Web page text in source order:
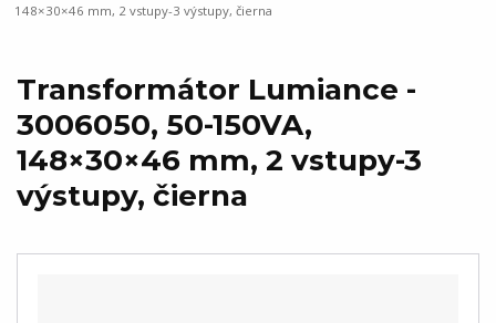
148×30×46 mm, 2 vstupy-3 výstupy, čierna
Transformátor Lumiance -
3006050, 50-150VA,
148×30×46 mm, 2 vstupy-3
výstupy, čierna